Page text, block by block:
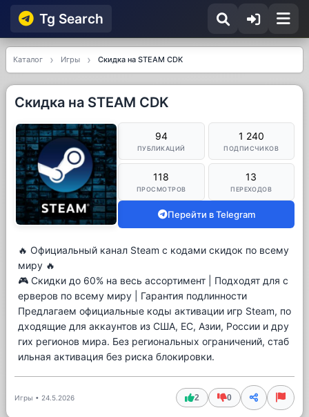
Tg Searсh
Каталог Игры Скидка на STEAM CDK
Скидка на STEAM CDK
94
ПУБЛИКАЦИЙ
1 240
ПОДПИСЧИКОВ
118
ПРОСМОТРОВ
13
ПЕРЕХОДОВ
Перейти в Telegram
🔥 Официальный канал Steam с кодами скидок по всему
миру 🔥
🎮 Скидки до 60% на весь ассортимент | Подходят для с
ерверов по всему миру | Гарантия подлинности
Предлагаем официальные коды активации игр Steam, по
дходящие для аккаунтов из США, ЕС, Азии, России и дру
гих регионов мира. Без региональных ограничений, стаб
ильная активация без риска блокировки.
Игры • 24.5.2026 2 0